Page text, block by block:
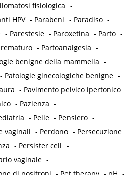
fisiologica -
HPV - Parabeni - Paradiso -
- Parestesie - Paroxetina - Parto -
- Partoanalgesia -
benigne della mammella -
- Patologie ginecologiche benigne -
- Pavimento pelvico ipertonico
- Pazienza -
- Pelle - Pensiero -
vaginali - Perdono - Persecuzione
- Persister cell -
vaginale -